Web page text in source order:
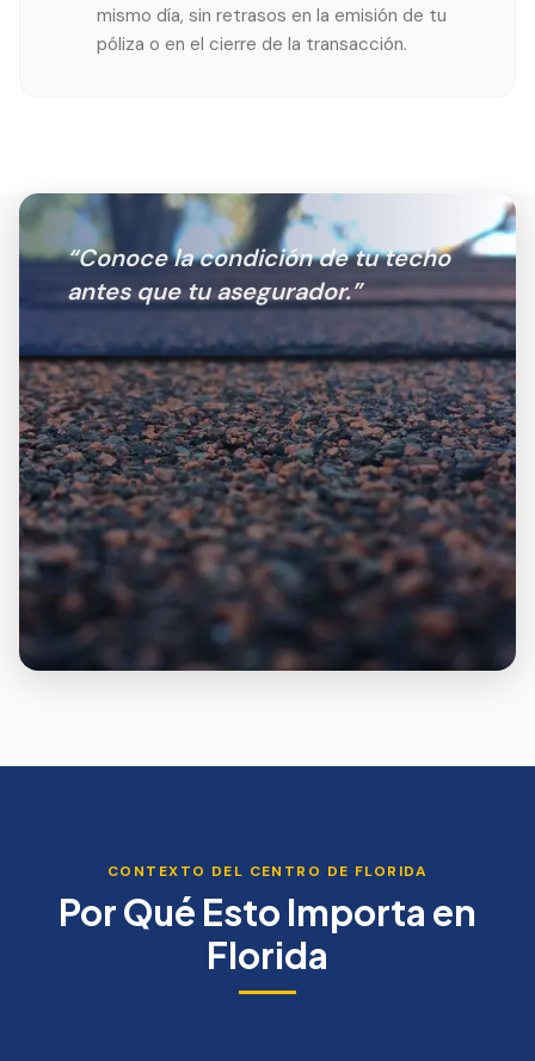
mismo día, sin retrasos en la emisión de tu
póliza o en el cierre de la transacción.
“Conoce la condición de tu techo
antes que tu asegurador.”
CONTEXTO DEL CENTRO DE FLORIDA
Por Qué Esto Importa en
Florida